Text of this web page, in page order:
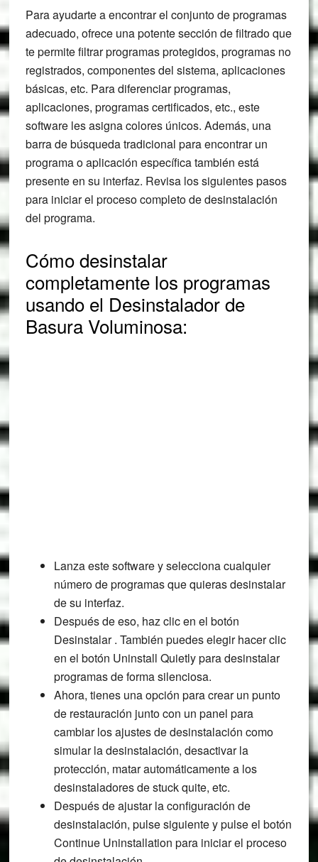
Para ayudarte a encontrar el conjunto de programas
adecuado, ofrece una potente sección de filtrado que
te permite filtrar programas protegidos, programas no
registrados, componentes del sistema, aplicaciones
básicas, etc. Para diferenciar programas,
aplicaciones, programas certificados, etc., este
software les asigna colores únicos. Además, una
barra de búsqueda tradicional para encontrar un
programa o aplicación específica también está
presente en su interfaz. Revisa los siguientes pasos
para iniciar el proceso completo de desinstalación
del programa.
Cómo desinstalar
completamente los programas
usando el Desinstalador de
Basura Voluminosa:
Lanza este software y selecciona cualquier
número de programas que quieras desinstalar
de su interfaz.
Después de eso, haz clic en el botón
Desinstalar . También puedes elegir hacer clic
en el botón Uninstall Quietly para desinstalar
programas de forma silenciosa.
Ahora, tienes una opción para crear un punto
de restauración junto con un panel para
cambiar los ajustes de desinstalación como
simular la desinstalación, desactivar la
protección, matar automáticamente a los
desinstaladores de stuck quite, etc.
Después de ajustar la configuración de
desinstalación, pulse siguiente y pulse el botón
Continue Uninstallation para iniciar el proceso